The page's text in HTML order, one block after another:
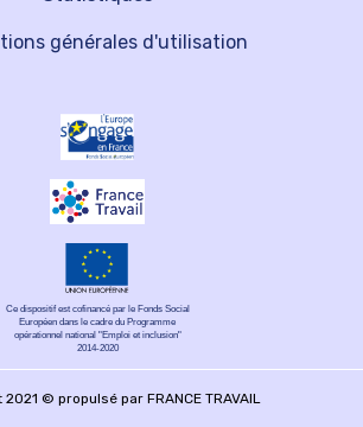
générales d'utilisation
Ce dispositif est cofinancé par le Fonds Social
Européen dans le cadre du Programme
opérationnel national "Emploi et inclusion"
2014-2020
© propulsé par FRANCE TRAVAIL